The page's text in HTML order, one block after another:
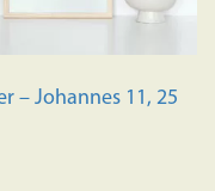
auf
gewählt
– Johannes 11, 25